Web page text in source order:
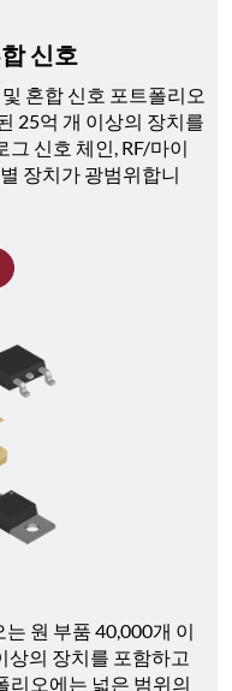
신호
혼합 신호 포트폴리오
25억 개 이상의 장치를
그 신호 체인, RF/마이
장치가 광범위합니
원 부품 40,000개 이
상의 장치를 포함하고
리오에는 넓은 범위의